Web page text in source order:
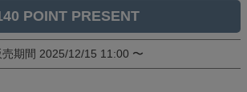
売期間 2025/12/15 11:00 〜